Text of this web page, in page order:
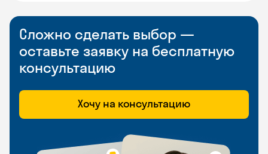
Сложно сделать выбор —
оставьте заявку на бесплатную
консультацию
Хочу на консультацию